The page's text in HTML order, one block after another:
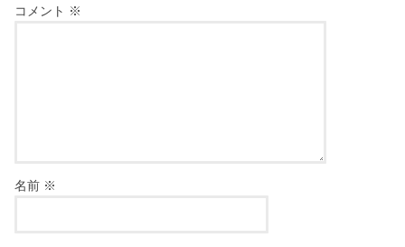
コメント ※
名前 ※